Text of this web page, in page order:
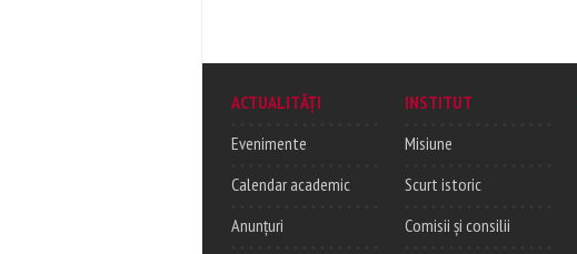
ACTUALITĂȚI
Evenimente
Calendar academic
Anunțuri
INSTITUT
Misiune
Scurt istoric
Comisii și consilii